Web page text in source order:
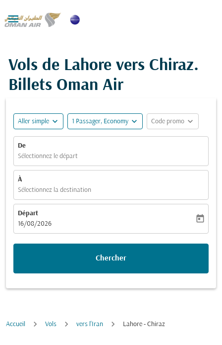

Vols de Lahore vers Chiraz.
Billets Oman Air
Aller simple expand_more 1 Passager, Economy expand_more Code promo expand_more
De
Sélectionnez le départ
À
Sélectionnez la destination
Départ
fc-booking-departure-date-aria-label
16/08/2026
today
Chercher
Accueil Vols vers l'Iran Lahore - Chiraz